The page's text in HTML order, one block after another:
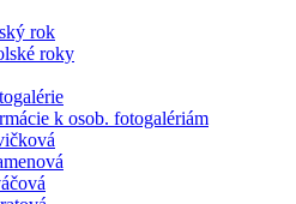
rok
roky
k osob. fotogalériám